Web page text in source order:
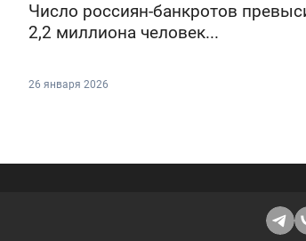
Число россиян-банкротов
2,2 миллиона человек...
26 января 2026